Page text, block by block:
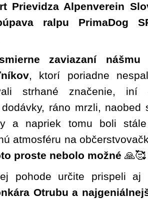
Prievidza Alpenverein
ralpu PrimaDog
zaviazaní nášmu
, ktorí poriadne
strhané značenie,
ráno mrzli, naobed
a napriek tomu boli
atmosféru na
proste nebolo možné 🙏🥰
pohode určite prispeli aj
Otrubu a